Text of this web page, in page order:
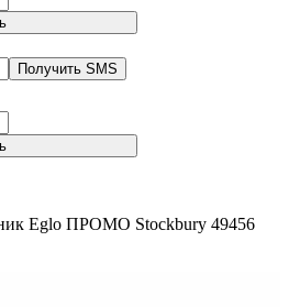
Получить SMS
Eglo ПРОМО Stockbury 49456